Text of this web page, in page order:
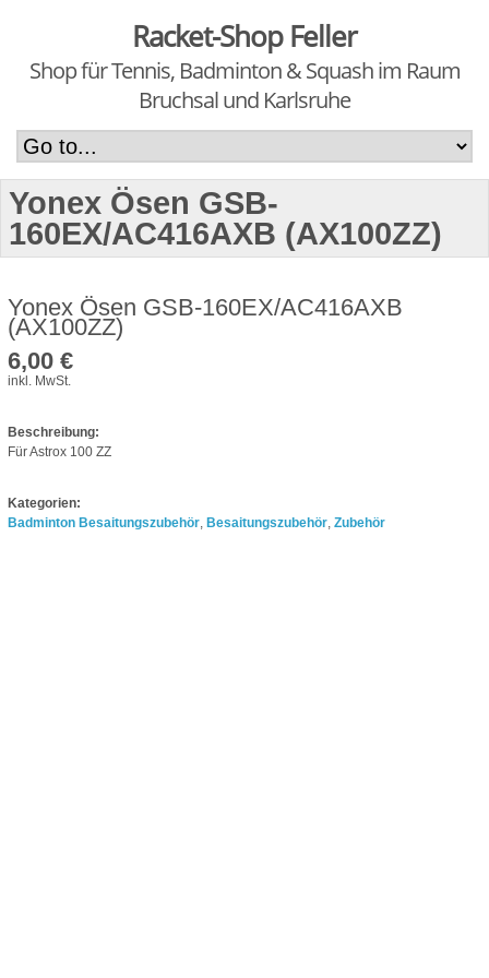
Racket-Shop Feller
Shop für Tennis, Badminton & Squash im Raum
Bruchsal und Karlsruhe
Yonex Ösen GSB-
160EX/AC416AXB (AX100ZZ)
Yonex Ösen GSB-160EX/AC416AXB
(AX100ZZ)
6,00 €
inkl. MwSt.
Beschreibung:
Für Astrox 100 ZZ
Kategorien:
Badminton Besaitungszubehör Besaitungszubehör Zubehör